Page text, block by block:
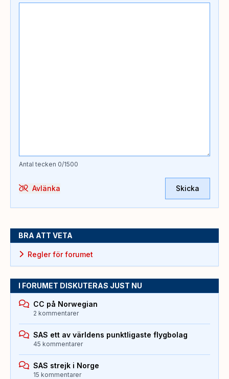
Antal tecken 0/1500
Avlänka Skicka
BRA ATT VETA
Regler för forumet
I FORUMET DISKUTERAS JUST NU
CC på Norwegian
2 kommentarer
SAS ett av världens punktligaste flygbolag
45 kommentarer
SAS strejk i Norge
15 kommentarer